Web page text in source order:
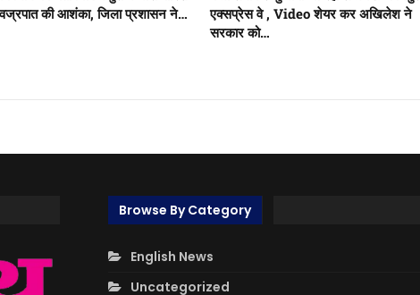
की आशंका, जिला प्रशासन ने…
एक्सप्रेस वे , Video शेयर कर अखिलेश ने
सरकार को…
Browse By Category
English News
Uncategorized